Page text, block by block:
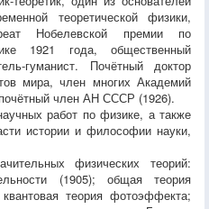
теоретической физики,
Нобелевской премии по
1921 года, общественный
гуманист. Почётный доктор
мира, член многих Академий
член АН СССР (1926).
работ по физике, а также
истории и философии науки,
физических теорий:
(1905); общая теория
теория фотоэффекта;